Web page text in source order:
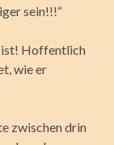
sein!!!“
Hoffentlich
wie er
zwischen drin